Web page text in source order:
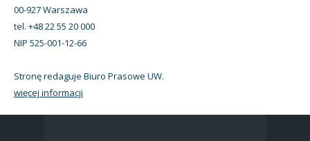
00-927 Warszawa
tel. +48 22 55 20 000
NIP 525-001-12-66
Stronę redaguje Biuro Prasowe UW.
więcej informacji